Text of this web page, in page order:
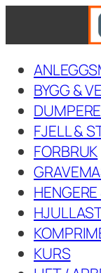
BYGG &
DUMPERE
FJELL &
FORBRUK
KURS